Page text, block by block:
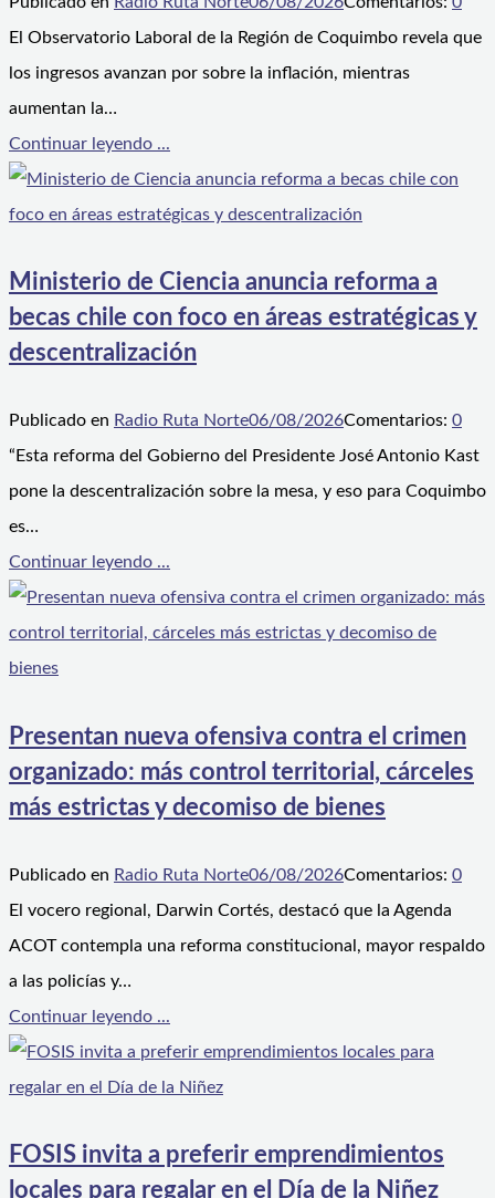
El Observatorio Laboral de la Región de Coquimbo revela que
los ingresos avanzan por sobre la inflación, mientras
aumentan la…
Continuar leyendo ...
Ministerio de Ciencia anuncia reforma a
becas chile con foco en áreas estratégicas y
descentralización
Publicado en Radio Ruta Norte06/08/2026Comentarios: 0
“Esta reforma del Gobierno del Presidente José Antonio Kast
pone la descentralización sobre la mesa, y eso para Coquimbo
es…
Continuar leyendo ...
Presentan nueva ofensiva contra el crimen
organizado: más control territorial, cárceles
más estrictas y decomiso de bienes
Publicado en Radio Ruta Norte06/08/2026Comentarios: 0
El vocero regional, Darwin Cortés, destacó que la Agenda
ACOT contempla una reforma constitucional, mayor respaldo
a las policías y…
Continuar leyendo ...
FOSIS invita a preferir emprendimientos
locales para regalar en el Día de la Niñez